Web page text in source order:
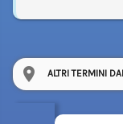
ALTRI TERMINI